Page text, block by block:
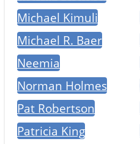
Michael Kimuli
Michael R. Baer
Neemia
Norman Holmes
Pat Robertson
Patricia King